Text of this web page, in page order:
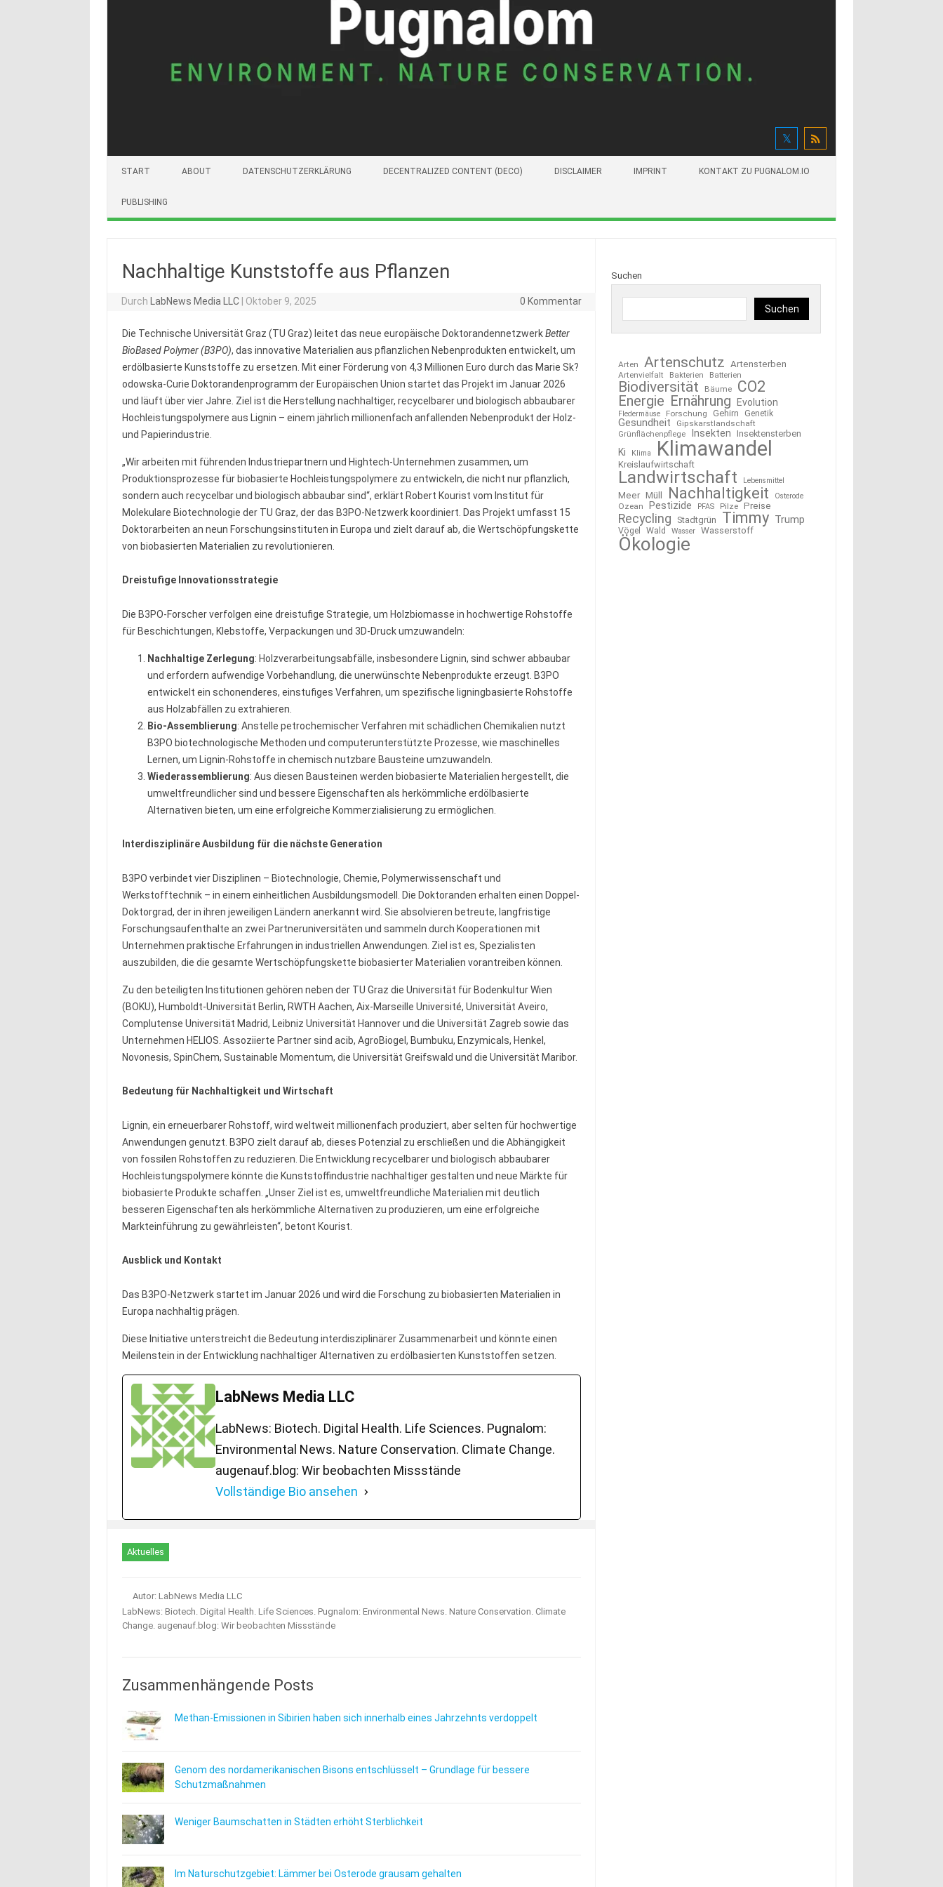
START ABOUT DATENSCHUTZERKLÄRUNG DECENTRALIZED CONTENT (DECO) DISCLAIMER IMPRINT KONTAKT ZU PUGNALOM.IO
PUBLISHING
Nachhaltige Kunststoffe aus Pflanzen
Durch LabNews Media LLC Oktober 9, 2025 0 Kommentar
Die Technische Universität Graz (TU Graz) leitet das neue europäische DoktorandennetzwerkBetter
BioBased Polymer (B3PO), das innovative Materialien aus pflanzlichen Nebenprodukten entwickelt, um
erdölbasierte Kunststoffe zu ersetzen. Mit einer Förderung von 4,3 Millionen Euro durch das Marie Sk?
odowska-Curie Doktorandenprogramm der Europäischen Union startet das Projekt im Januar 2026
und läuft über vier Jahre. Ziel ist die Herstellung nachhaltiger, recycelbarer und biologisch abbaubarer
Hochleistungspolymere aus Lignin – einem jährlich millionenfach anfallenden Nebenprodukt der Holz-
und Papierindustrie.
„Wir arbeiten mit führenden Industriepartnern und Hightech-Unternehmen zusammen, um
Produktionsprozesse für biobasierte Hochleistungspolymere zu entwickeln, die nicht nur pflanzlich,
sondern auch recycelbar und biologisch abbaubar sind“, erklärt Robert Kourist vom Institut für
Molekulare Biotechnologie der TU Graz, der das B3PO-Netzwerk koordiniert. Das Projekt umfasst 15
Doktorarbeiten an neun Forschungsinstituten in Europa und zielt darauf ab, die Wertschöpfungskette
von biobasierten Materialien zu revolutionieren.
Dreistufige Innovationsstrategie
Die B3PO-Forscher verfolgen eine dreistufige Strategie, um Holzbiomasse in hochwertige Rohstoffe
für Beschichtungen, Klebstoffe, Verpackungen und 3D-Druck umzuwandeln:
Nachhaltige Zerlegung: Holzverarbeitungsabfälle, insbesondere Lignin, sind schwer abbaubar
und erfordern aufwendige Vorbehandlung, die unerwünschte Nebenprodukte erzeugt. B3PO
entwickelt ein schonenderes, einstufiges Verfahren, um spezifische ligningbasierte Rohstoffe
aus Holzabfällen zu extrahieren.
Bio-Assemblierung: Anstelle petrochemischer Verfahren mit schädlichen Chemikalien nutzt
B3PO biotechnologische Methoden und computerunterstützte Prozesse, wie maschinelles
Lernen, um Lignin-Rohstoffe in chemisch nutzbare Bausteine umzuwandeln.
Wiederassemblierung: Aus diesen Bausteinen werden biobasierte Materialien hergestellt, die
umweltfreundlicher sind und bessere Eigenschaften als herkömmliche erdölbasierte
Alternativen bieten, um eine erfolgreiche Kommerzialisierung zu ermöglichen.
Interdisziplinäre Ausbildung für die nächste Generation
B3PO verbindet vier Disziplinen – Biotechnologie, Chemie, Polymerwissenschaft und
Werkstofftechnik – in einem einheitlichen Ausbildungsmodell. Die Doktoranden erhalten einen Doppel-
Doktorgrad, der in ihren jeweiligen Ländern anerkannt wird. Sie absolvieren betreute, langfristige
Forschungsaufenthalte an zwei Partneruniversitäten und sammeln durch Kooperationen mit
Unternehmen praktische Erfahrungen in industriellen Anwendungen. Ziel ist es, Spezialisten
auszubilden, die die gesamte Wertschöpfungskette biobasierter Materialien vorantreiben können.
Zu den beteiligten Institutionen gehören neben der TU Graz die Universität für Bodenkultur Wien
(BOKU), Humboldt-Universität Berlin, RWTH Aachen, Aix-Marseille Université, Universität Aveiro,
Complutense Universität Madrid, Leibniz Universität Hannover und die Universität Zagreb sowie das
Unternehmen HELIOS. Assoziierte Partner sind acib, AgroBiogel, Bumbuku, Enzymicals, Henkel,
Novonesis, SpinChem, Sustainable Momentum, die Universität Greifswald und die Universität Maribor.
Bedeutung für Nachhaltigkeit und Wirtschaft
Lignin, ein erneuerbarer Rohstoff, wird weltweit millionenfach produziert, aber selten für hochwertige
Anwendungen genutzt. B3PO zielt darauf ab, dieses Potenzial zu erschließen und die Abhängigkeit
von fossilen Rohstoffen zu reduzieren. Die Entwicklung recycelbarer und biologisch abbaubarer
Hochleistungspolymere könnte die Kunststoffindustrie nachhaltiger gestalten und neue Märkte für
biobasierte Produkte schaffen. „Unser Ziel ist es, umweltfreundliche Materialien mit deutlich
besseren Eigenschaften als herkömmliche Alternativen zu produzieren, um eine erfolgreiche
Markteinführung zu gewährleisten“, betont Kourist.
Ausblick und Kontakt
Das B3PO-Netzwerk startet im Januar 2026 und wird die Forschung zu biobasierten Materialien in
Europa nachhaltig prägen.
Diese Initiative unterstreicht die Bedeutung interdisziplinärer Zusammenarbeit und könnte einen
Meilenstein in der Entwicklung nachhaltiger Alternativen zu erdölbasierten Kunststoffen setzen.
LabNews Media LLC
LabNews: Biotech. Digital Health. Life Sciences. Pugnalom:
Environmental News. Nature Conservation. Climate Change.
augenauf.blog: Wir beobachten Missstände
Vollständige Bio ansehen
Aktuelles
Autor: LabNews Media LLC
LabNews: Biotech. Digital Health. Life Sciences. Pugnalom: Environmental News. Nature Conservation. Climate
Change. augenauf.blog: Wir beobachten Missstände
Zusammenhängende Posts
Methan-Emissionen in Sibirien haben sich innerhalb eines Jahrzehnts verdoppelt
Genom des nordamerikanischen Bisons entschlüsselt – Grundlage für bessere
Schutzmaßnahmen
Weniger Baumschatten in Städten erhöht Sterblichkeit
Im Naturschutzgebiet: Lämmer bei Osterode grausam gehalten
Suchen
Suchen
Arten Artenschutz Artensterben
Artenvielfalt Bakterien Batterien
Biodiversität Bäume CO2
Energie Ernährung Evolution
Fledermäuse Forschung Gehirn Genetik
Gesundheit Gipskarstlandschaft
Grünflächenpflege Insekten Insektensterben
Ki Klima Klimawandel
Kreislaufwirtschaft
Landwirtschaft Lebensmittel
Meer Müll Nachhaltigkeit Osterode
Ozean Pestizide PFAS Pilze Preise
Recycling Stadtgrün Timmy Trump
Vögel Wald Wasser Wasserstoff
Ökologie